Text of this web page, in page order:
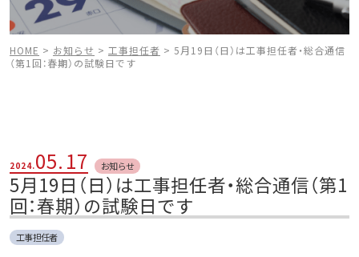
HOME > お知らせ > 工事担任者 > 5月19日（日）は工事担任者・総合通信
（第1回：春期）の試験日です
5月19日（日）は工事担任者・総合通信（第1
回：春期）の試験日です
2024.05. 17 お知らせ
工事担任者